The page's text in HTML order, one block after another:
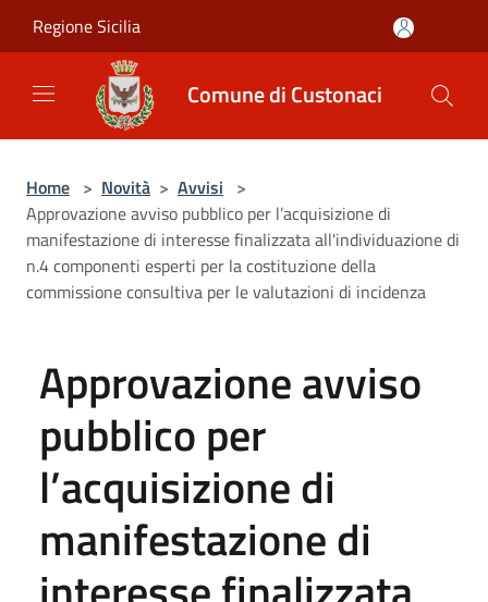
Regione Sicilia
Comune di Custonaci
Home > Novità > Avvisi >
Approvazione avviso pubblico per l’acquisizione di
manifestazione di interesse finalizzata all'individuazione di
n.4 componenti esperti per la costituzione della
commissione consultiva per le valutazioni di incidenza
Approvazione avviso
pubblico per
l’acquisizione di
manifestazione di